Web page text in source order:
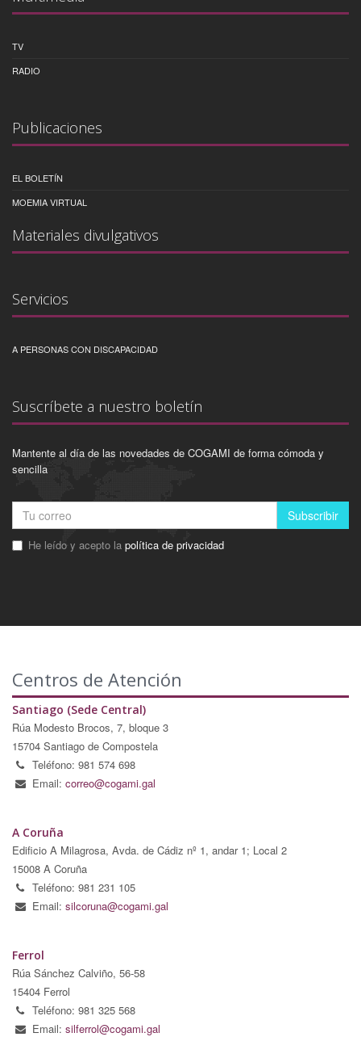
TV
RADIO
Publicaciones
EL BOLETÍN
MOEMIA VIRTUAL
Materiales divulgativos
Servicios
A PERSONAS CON DISCAPACIDAD
Suscríbete a nuestro boletín
Mantente al día de las novedades de COGAMI de forma cómoda y
sencilla
Subscribir
He leído y acepto la política de privacidad
Centros de Atención
Santiago (Sede Central)
Rúa Modesto Brocos, 7, bloque 3
15704 Santiago de Compostela
Teléfono: 981 574 698
Email: correo@cogami.gal
A Coruña
Edificio A Milagrosa, Avda. de Cádiz nº 1, andar 1; Local 2
15008 A Coruña
Teléfono: 981 231 105
Email: silcoruna@cogami.gal
Ferrol
Rúa Sánchez Calviño, 56-58
15404 Ferrol
Teléfono: 981 325 568
Email: silferrol@cogami.gal